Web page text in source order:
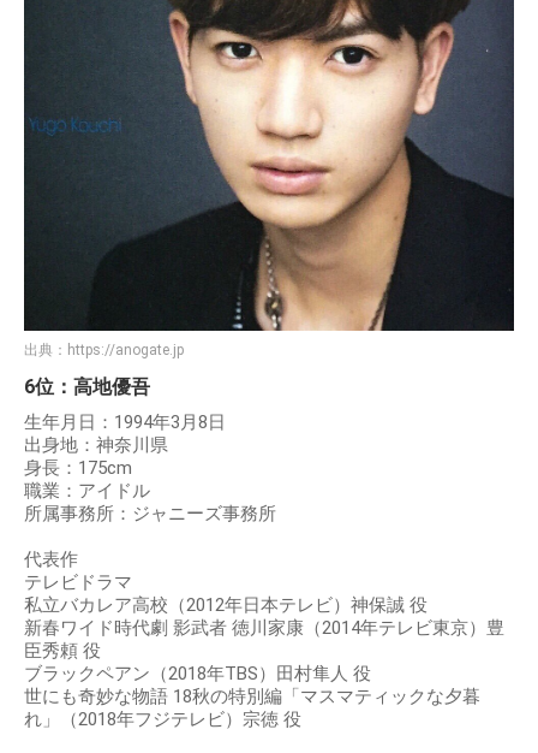
出典： https://anogate.jp
6位：高地優吾
生年月日：1994年3月8日
出身地：神奈川県
身長：175cm
職業：アイドル
所属事務所：ジャニーズ事務所
代表作
テレビドラマ
私立バカレア高校（2012年日本テレビ）神保誠 役
新春ワイド時代劇 影武者 徳川家康（2014年テレビ東京）豊
臣秀頼 役
ブラックペアン（2018年TBS）田村隼人 役
世にも奇妙な物語 18秋の特別編「マスマティックな夕暮
れ」（2018年フジテレビ）宗徳 役